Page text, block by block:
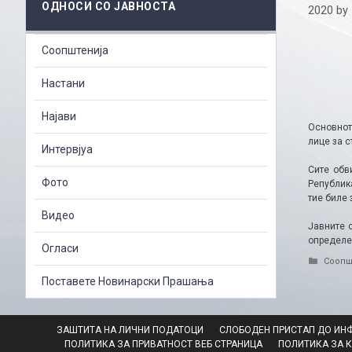
2020 by
лице за
Сите
тие биле
Јавните
ОДНОСИ СО ЈАВНОСТА
Соопштенија
Настани
Најави
Интервјуа
Фото
Видео
Огласи
Поставете Новинарски Прашања
ЗАШТИТА НА ЛИЧНИ ПОДАТОЦИ СЛОБОДЕН ПРИСТАП ДО
ПОЛИТИКА ЗА ПРИВАТНОСТ ВЕБ СТРАНИЦА
ПОЛИТИКА ЗА